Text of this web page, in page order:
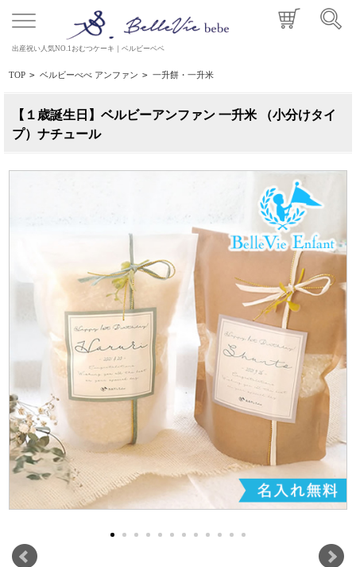
出産祝い人気NO.1おむつケーキ｜ベルビーベベ
TOP > ベルビーべべ アンファン > 一升餅・一升米
【１歳誕生日】ベルビーアンファン 一升米 （小分けタイ
プ）ナチュール